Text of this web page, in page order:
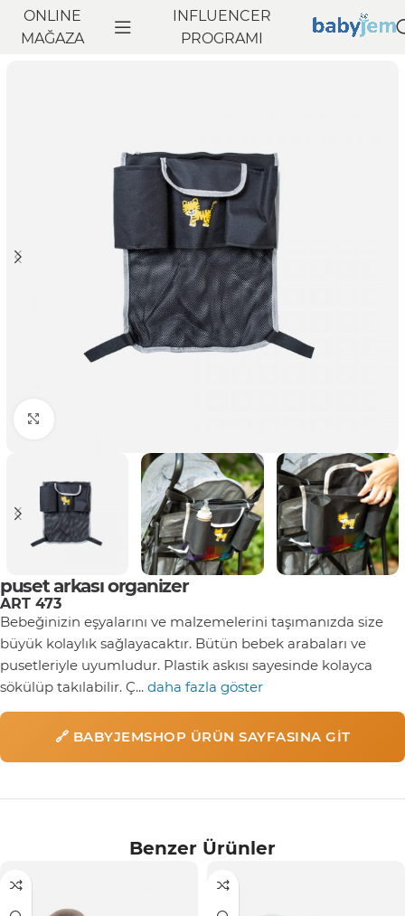
ONLINE
MAĞAZA
INFLUENCER
PROGRAMI
Anasayfa Seyahat
puset arkası organizer
ART 473
Bebeğinizin eşyalarını ve malzemelerini taşımanızda size
büyük kolaylık sağlayacaktır. Bütün bebek arabaları ve
pusetleriyle uyumludur. Plastik askısı sayesinde kolayca
sökülüp takılabilir. Ç... daha fazla göster
🔗 BABYJEMSHOP ÜRÜN SAYFASINA GIT
Benzer Ürünler